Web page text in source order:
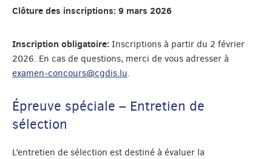
Clôture des inscriptions: 9 mars 2026
Inscription obligatoire: Inscriptions à partir du 2 février
2026. En cas de questions, merci de vous adresser à
examen-concours@cgdis.lu.
Épreuve spéciale – Entretien de
sélection
L’entretien de sélection est destiné à évaluer la